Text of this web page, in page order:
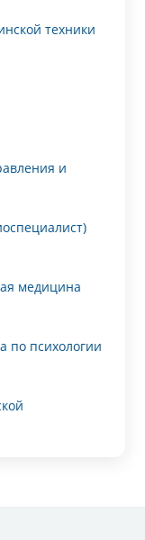
техники
и
медицина
по психологии